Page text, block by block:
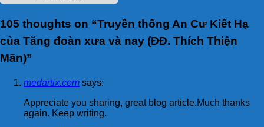
105 thoughts on “Truyền thống An Cư Kiết Hạ
của Tăng đoàn xưa và nay (ĐĐ. Thích Thiện
Mãn)”
medartix.com says:
Appreciate you sharing, great blog article.Much thanks
again. Keep writing.